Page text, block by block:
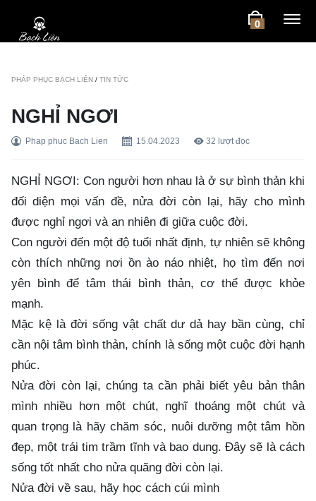
0
PHÁP PHỤC BẠCH LIÊN / TIN TỨC
NGHỈ NGƠI
Phap phuc Bach Lien 15.04.2023 32 lượt đọc
NGHỈ NGƠI: Con người hơn nhau là ở sự bình thản khi
đối diện mọi vấn đề, nửa đời còn lại, hãy cho mình
được nghỉ ngơi và an nhiên đi giữa cuộc đời.
Con người đến một độ tuổi nhất định, tự nhiên sẽ không
còn thích những nơi ồn ào náo nhiệt, họ tìm đến nơi
yên bình để tâm thái bình thản, cơ thể được khỏe
mạnh.
Mặc kệ là đời sống vật chất dư dả hay bần cùng, chỉ
cần nội tâm bình thản, chính là sống một cuộc đời hạnh
phúc.
Nửađời còn lại, chúng ta cần phải biết yêu bản thân
mình nhiều hơn một chút, nghĩ thoáng một chút và
quan trọng là hãy chăm sóc, nuôi dưỡng một tâm hồn
đẹp, một trái tim trầm tĩnh và bao dung. Đây sẽ là cách
sống tốt nhất cho nửa quãng đời còn lại.
Nửa đời về sau, hãy học cách cúi mình